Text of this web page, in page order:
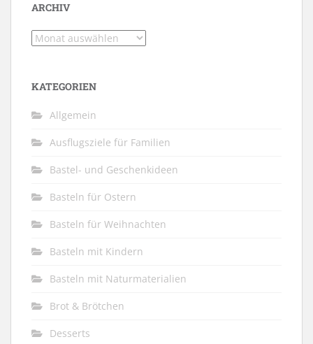
ARCHIV
Archiv
KATEGORIEN
Allgemein
Ausflugsziele für Familien
Bastel- und Geschenkideen
Basteln für Ostern
Basteln für Weihnachten
Basteln mit Kindern
Basteln mit Naturmaterialien
Brot & Brötchen
Desserts